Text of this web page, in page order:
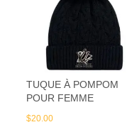
TUQUE À POMPOM
POUR FEMME
$20.00